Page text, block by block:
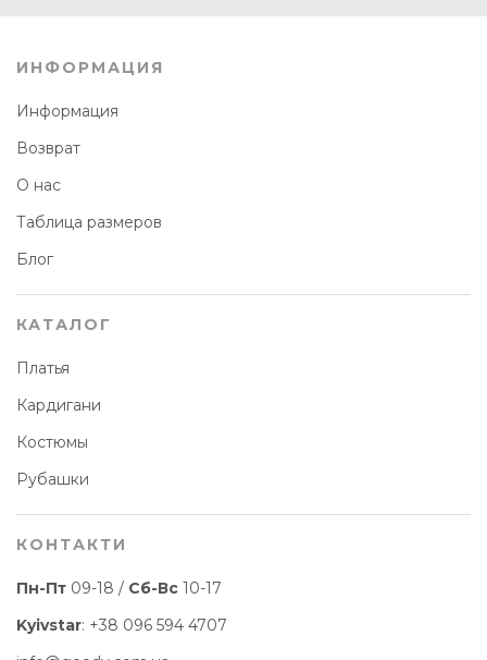
ИНФОРМАЦИЯ
Информация
Возврат
О нас
Таблица размеров
Блог
КАТАЛОГ
Платья
Кардигани
Костюмы
Рубашки
КОНТАКТИ
Пн-Пт 09-18 / Сб-Вс 10-17
Kyivstar: +38 096 594 4707